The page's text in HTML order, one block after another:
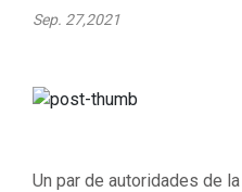
Sep. 27,2021
Un par de autoridades de